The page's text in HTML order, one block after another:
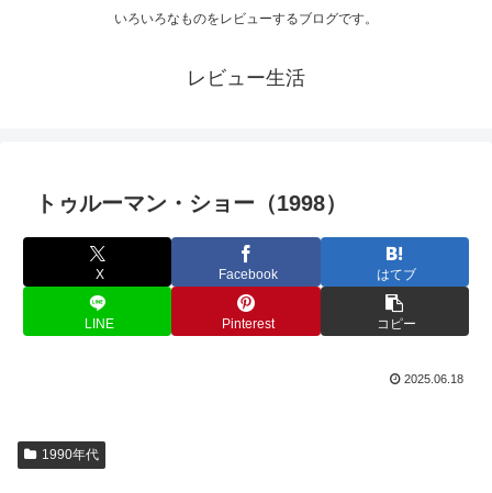
いろいろなものをレビューするブログです。
レビュー生活
トゥルーマン・ショー（1998）
X Facebook はてブ
LINE Pinterest コピー
2025.06.18
1990年代